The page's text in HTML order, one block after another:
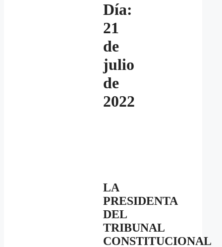
Día:
21
de
julio
de
2022
LA
PRESIDENTA
DEL
TRIBUNAL
CONSTITUCIONAL